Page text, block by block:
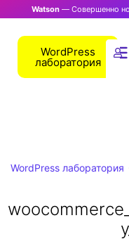
Watson— Совершенно
WordPress
лаборатория
WordPress лаборатория